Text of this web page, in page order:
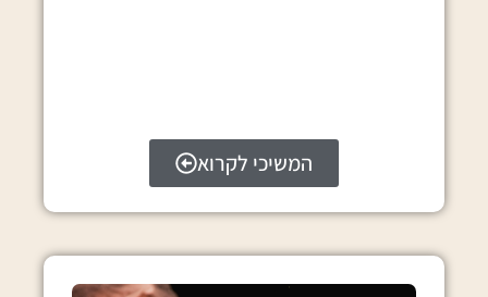
המשיכי לקרוא